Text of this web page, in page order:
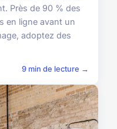
Près de 90 % des
en ligne avant un
adoptez des
9 min de lecture →